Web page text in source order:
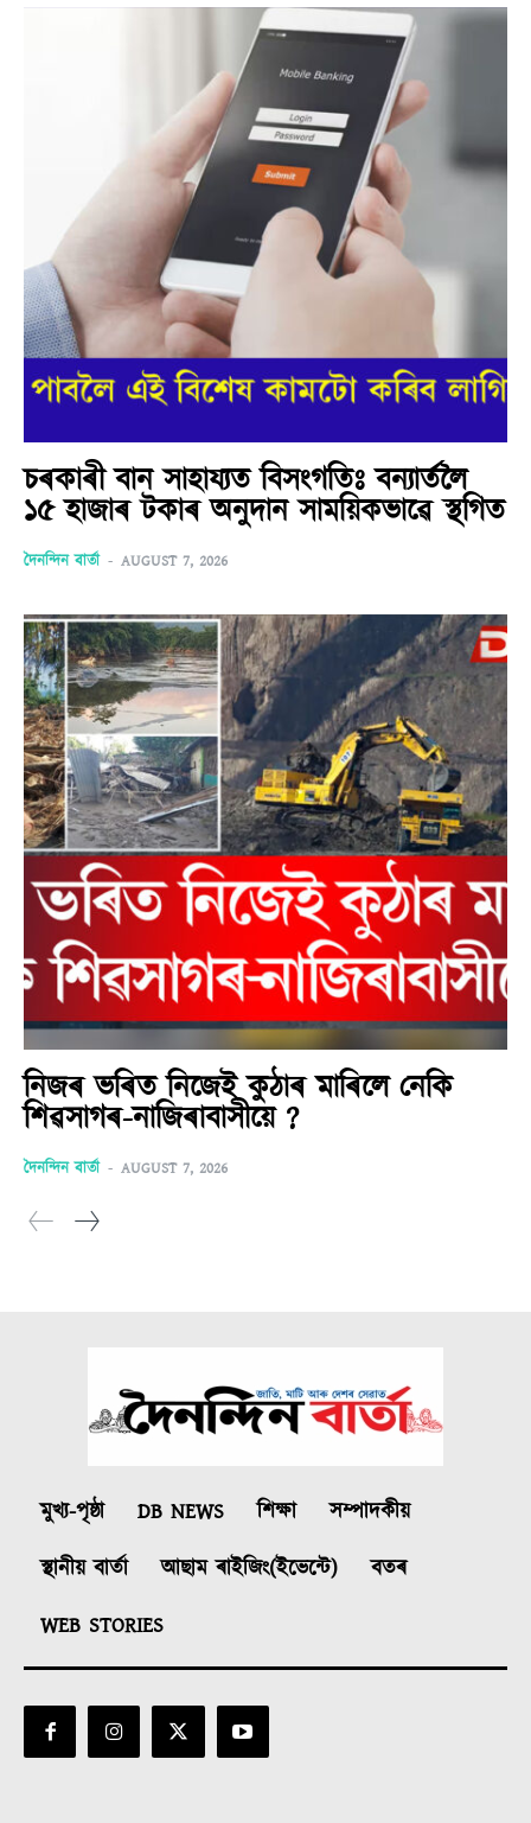
চৰকাৰী বান সাহায্যত বিসংগতিঃ বন্যাৰ্তলৈ
১৫ হাজাৰ টকাৰ অনুদান সাময়িকভাৱে স্থগিত
দৈনন্দিন বাৰ্তা - AUGUST 7, 2026
নিজৰ ভৰিত নিজেই কুঠাৰ মাৰিলে নেকি
শিৱসাগৰ-নাজিৰাবাসীয়ে ?
দৈনন্দিন বাৰ্তা - AUGUST 7, 2026
মুখ্য-পৃষ্ঠা DB NEWS শিক্ষা
সম্পাদকীয়
স্থানীয় বাৰ্তা
আছাম ৰাইজিং(ইভেন্টে)
বতৰ
WEB STORIES